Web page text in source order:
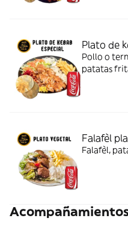
Plato de
Pollo o
patatas
Falafèl
Falafèl,